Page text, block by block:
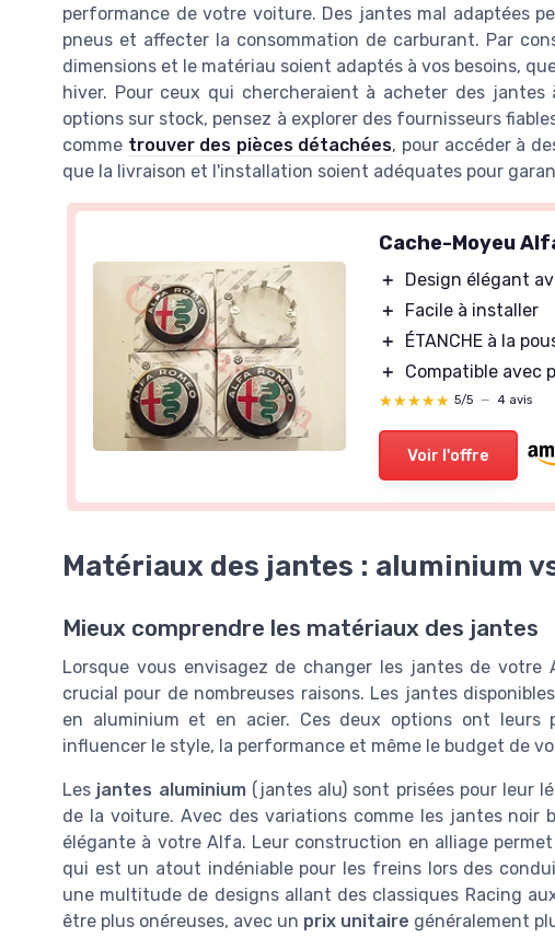
performance de votre voiture. Des jantes mal adaptées
pneus et affecter la consommation de carburant. Par
dimensions et le matériau soient adaptés à vos besoins,
hiver. Pour ceux qui chercheraient à acheter des
options sur stock, pensez à explorer des fournisseurs
comme trouver des pièces détachées, pour accéder à
que la livraison et l'installation soient adéquates pour
Cache-Moyeu
＋
Design élégant
＋
Facile à installer
＋
ÉTANCHE à la
＋
Compatible avec
★★★★★
★★★★★ 5/5 — 4 avis
Voir l'offre
Matériaux des jantes : aluminium
Mieux comprendre les matériaux des jantes
Lorsque vous envisagez de changer les jantes de
crucial pour de nombreuses raisons. Les jantes
en aluminium et en acier. Ces deux options ont leurs
influencer le style, la performance et même le budget de
Les jantes aluminium(jantes alu) sont prisées pour leur
de la voiture. Avec des variations comme les jantes
élégante à votre Alfa. Leur construction en alliage
qui est un atout indéniable pour les freins lors des
une multitude de designs allant des classiques Racing
être plus onéreuses, avec un prix unitaire généralement